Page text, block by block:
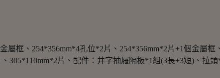
屬框、254*356mm*4孔位*2片、254*356mm*2片+1個金屬
305*110mm*2片、配件：井字抽屜隔板*1組(3長+3短)、拉